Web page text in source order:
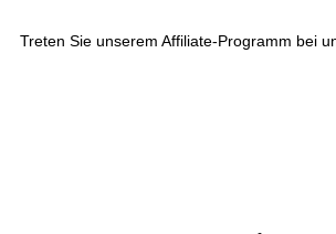
Treten Sie unserem Affiliate-Programm bei